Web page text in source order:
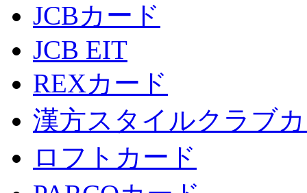
JCBカード
JCB EIT
REXカード
漢方スタイルクラブ
ロフトカード